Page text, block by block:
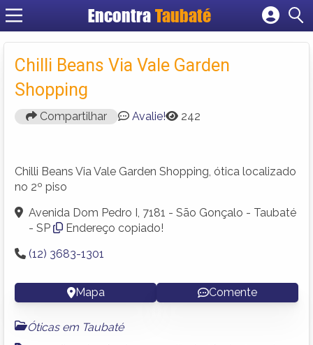
EncontraTaubaté
Cadastrar empresa
Criar conta
Chilli Beans Via Vale Garden
Shopping
Compartilhar Avalie! 242
Chilli Beans Via Vale Garden Shopping, ótica localizado
no 2º piso
Avenida Dom Pedro I, 7181 - São Gonçalo - Taubaté
- SP
Endereço copiado!
(12) 3683-1301
Mapa Comente
Óticas em Taubaté